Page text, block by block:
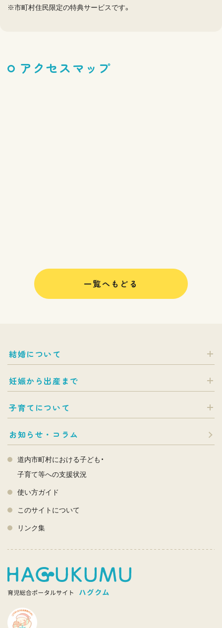
※市町村住民限定の特典サービスです。
アクセスマップ
一覧へもどる
結婚について
妊娠から出産まで
子育てについて
お知らせ・コラム
道内市町村における子ども・
子育て等への支援状況
使い方ガイド
このサイトについて
リンク集